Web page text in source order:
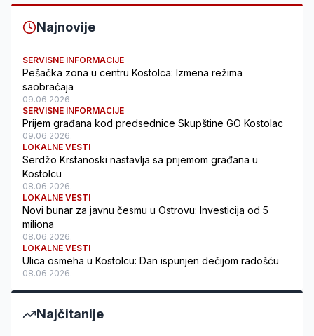
Najnovije
SERVISNE INFORMACIJE
Pešačka zona u centru Kostolca: Izmena režima
saobraćaja
09.06.2026.
SERVISNE INFORMACIJE
Prijem građana kod predsednice Skupštine GO Kostolac
09.06.2026.
LOKALNE VESTI
Serdžo Krstanoski nastavlja sa prijemom građana u
Kostolcu
08.06.2026.
LOKALNE VESTI
Novi bunar za javnu česmu u Ostrovu: Investicija od 5
miliona
08.06.2026.
LOKALNE VESTI
Ulica osmeha u Kostolcu: Dan ispunjen dečijom radošću
08.06.2026.
Najčitanije